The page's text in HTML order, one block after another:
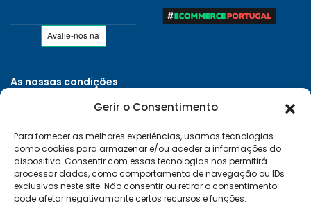
Gerir o Consentimento
Para fornecer as melhores experiências, usamos tecnologias
como cookies para armazenar e/ou aceder a informações do
dispositivo. Consentir com essas tecnologias nos permitirá
processar dados, como comportamento de navegação ou IDs
exclusivos neste site. Não consentir ou retirar o consentimento
pode afetar negativamante certos recursos e funções.
As nossas condições
Políticas de Privacidade
Entregas e Devoluções
Livro de Reclamações
RAL e RLL